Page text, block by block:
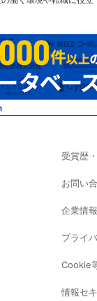
受賞歴
お問い
企業情報
プライ
Cookie
情報セ